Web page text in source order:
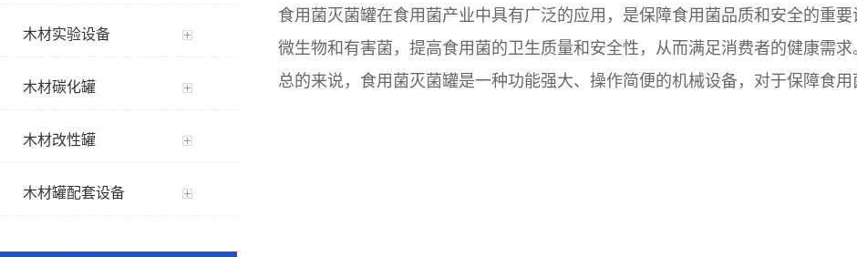
木材实验设备
木材碳化罐
木材改性罐
木材罐配套设备
食用菌灭菌罐在食用菌产业中具有广泛的应用，是保障食用菌品质和安全的重
微生物和有害菌，提高食用菌的卫生质量和安全性，从而满足消费者的健康需求
总的来说，食用菌灭菌罐是一种功能强大、操作简便的机械设备，对于保障食用